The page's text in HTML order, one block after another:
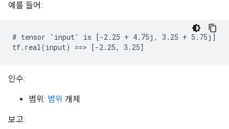
예를 들어:
# tensor 'input' is [-2.25 + 4.75j, 3.25 + 5.75j]
tf.real(input) ==> [-2.25, 3.25]
인수:
범위: 범위 개체
보고: